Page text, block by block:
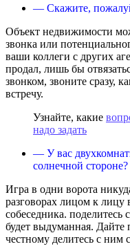
— Скажите,
Объект недвижимости
звонка или
ваши коллеги с других
продал, лишь бы
звонком, звоните сразу,
встречу.
Узнайте, какие
надо задать
— У вас
солнечной
Игра в одни ворота
разговорах лицом к лицу
собеседника.
будет выдуманная. Дайте
честному делитесь с ним